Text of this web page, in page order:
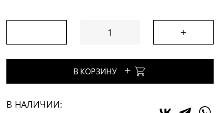
- +
В КОРЗИНУ +
В НАЛИЧИИ: